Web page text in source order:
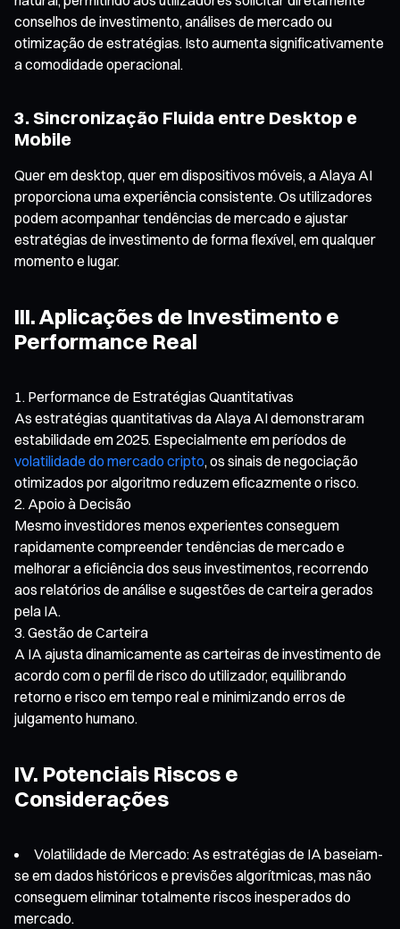
conselhos de investimento, análises de mercado ou
otimização de estratégias. Isto aumenta significativamente
a comodidade operacional.
3. Sincronização Fluida entre Desktop e
Mobile
Quer em desktop, quer em dispositivos móveis, a Alaya AI
proporciona uma experiência consistente. Os utilizadores
podem acompanhar tendências de mercado e ajustar
estratégias de investimento de forma flexível, em qualquer
momento e lugar.
III. Aplicações de Investimento e
Performance Real
Performance de Estratégias Quantitativas
As estratégias quantitativas da Alaya AI demonstraram
estabilidade em 2025. Especialmente em períodos de
volatilidade do mercado cripto, os sinais de negociação
otimizados por algoritmo reduzem eficazmente o risco.
Apoio à Decisão
Mesmo investidores menos experientes conseguem
rapidamente compreender tendências de mercado e
melhorar a eficiência dos seus investimentos, recorrendo
aos relatórios de análise e sugestões de carteira gerados
pela IA.
Gestão de Carteira
A IA ajusta dinamicamente as carteiras de investimento de
acordo com o perfil de risco do utilizador, equilibrando
retorno e risco em tempo real e minimizando erros de
julgamento humano.
IV. Potenciais Riscos e
Considerações
Volatilidade de Mercado: As estratégias de IA baseiam-
se em dados históricos e previsões algorítmicas, mas não
conseguem eliminar totalmente riscos inesperados do
mercado.